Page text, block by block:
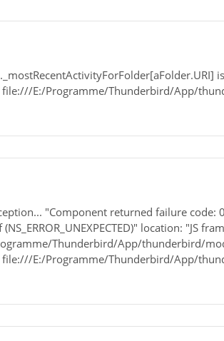
file:///E:/Programme/Thunderbird/App/
"Component returned failure code:
location: "JS
Thunderbird/App/thunderbird/
file:///E:/Programme/Thunderbird/App/